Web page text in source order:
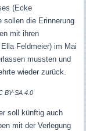
(Ecke
sollen die Erinnerung
mit ihren
Feldmeier) im Mai
mussten und
wieder zurück.
BY-SA 4.0
soll künftig auch
mit der Verlegung